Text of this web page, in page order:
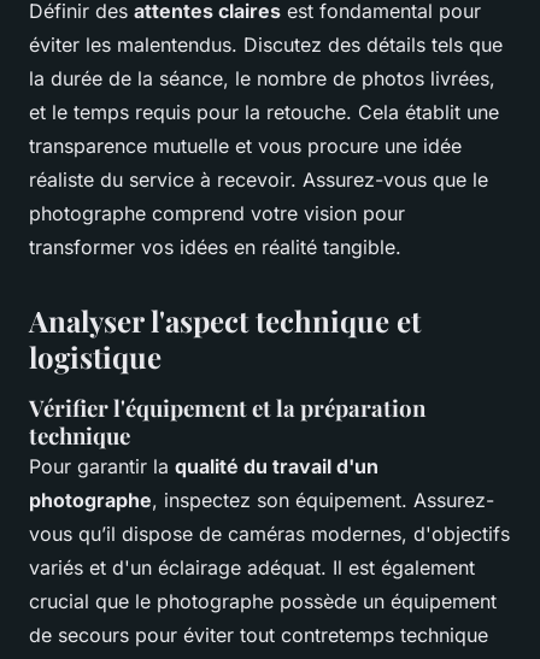
Définir des attentes claires est fondamental pour
éviter les malentendus. Discutez des détails tels que
la durée de la séance, le nombre de photos livrées,
et le temps requis pour la retouche. Cela établit une
transparence mutuelle et vous procure une idée
réaliste du service à recevoir. Assurez-vous que le
photographe comprend votre vision pour
transformer vos idées en réalité tangible.
Analyser l'aspect technique et
logistique
Vérifier l'équipement et la préparation
technique
Pour garantir la qualité du travail d'un
photographe, inspectez son équipement. Assurez-
vous qu’il dispose de caméras modernes, d'objectifs
variés et d'un éclairage adéquat. Il est également
crucial que le photographe possède un équipement
de secours pour éviter tout contretemps technique